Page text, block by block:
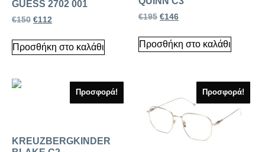
GUESS 2702 001
€150 €112
Προσθήκη στο καλάθι
€195 €146
Προσθήκη στο καλάθι
Προσφορά!
KREUZBERGKINDER
Προσφορά!